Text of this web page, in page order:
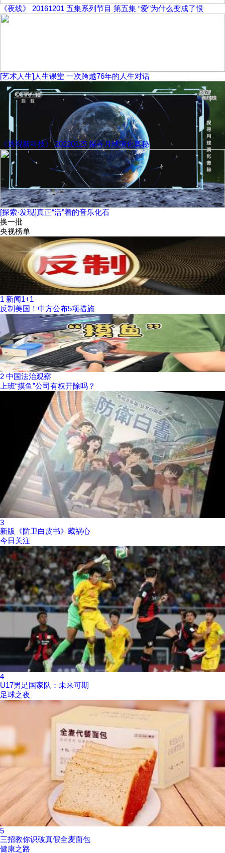
《夜线》 20161201 五集系列节目 第五集 “爱”为什么变成了恨
[艺术人生]人生课堂 一次跨越76年的人生对话
《透视新科技》 20220125 探寻月球演化奥秘
[探索·发现]真正“活”着的音乐化石
换一批
央视榜单
1 新闻1+1
反制美国！中方公布5项措施
2 中国法治观察
上班“摸鱼”公司有权开除吗？
3
新版《防卫白皮书》藏祸心
今日关注
4
U17男足国家队：未来可期
足球之夜
5
三招教你识破真假全麦面包
健康之路